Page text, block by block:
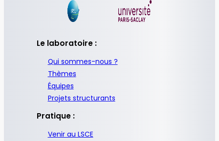
Le laboratoire :
Qui sommes-nous ?
Thèmes
Équipes
Projets structurants
Pratique :
Venir au LSCE